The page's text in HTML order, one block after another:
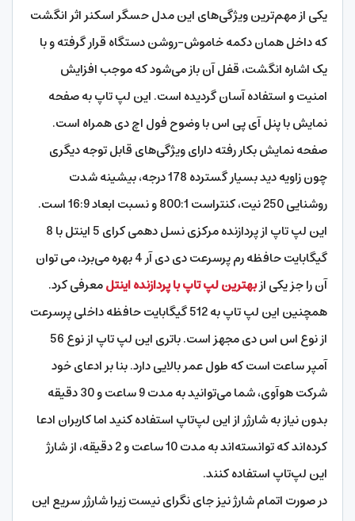
یکی از مهم‌ترین ویژگی‌های این مدل حسگر اسکنر اثر انگشت
که داخل همان دکمه خاموش-روشن دستگاه قرار گرفته و با
یک اشاره انگشت، قفل آن باز می‌شود که موجب افزایش
امنیت و استفاده آسان گردیده است. این لپ تاپ به صفحه
نمایش با پنل آی پی اس با وضوح فول اچ دی همراه است.
صفحه نمایش بکار رفته دارای ویژگی‌های قابل توجه دیگری
چون زاویه دید بسیار گسترده 178 درجه، بیشینه شدت
روشنایی 250 نیت، کنتراست 800:1 و نسبت ابعاد 16:9 است.
این لپ تاپ از پردازنده مرکزی نسل دهمی کرای 5 اینتل با 8
گیگابایت حافظه رم پرسرعت دی دی آر 4 بهره می‌برد، می توان
آن را جز یکی ازبهترین لپ تاپ با پردازنده اینتلمعرفی کرد.
همچنین این لپ تاپ به 512 گیگابایت حافظه داخلی پرسرعت
از نوع اس اس دی مجهز است. باتری این لپ تاپ از نوع 56
آمپر ساعت است که طول عمر بالایی دارد. بنا بر ادعای خود
شرکت هوآوی، شما می‌توانید به مدت 9 ساعت و 30 دقیقه
بدون نیاز به شارژر از این لپ‌تاپ استفاده کنید اما کاربران ادعا
کرده‌اند که توانسته‌اند به مدت 10 ساعت و 2 دقیقه، از شارژ
این لپ‌تاپ استفاده کنند.
در صورت اتمام شارژ نیز جای نگرای نیست زیرا شارژر سریع این